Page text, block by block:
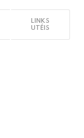
LINKS
UTÉIS